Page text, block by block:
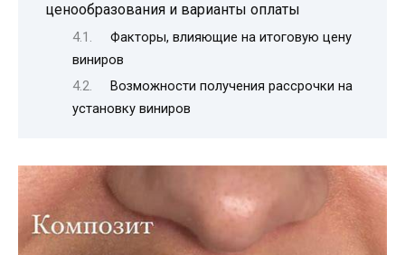
ценообразования и варианты оплаты
Факторы, влияющие на итоговую цену
виниров
Возможности получения рассрочки на
установку виниров